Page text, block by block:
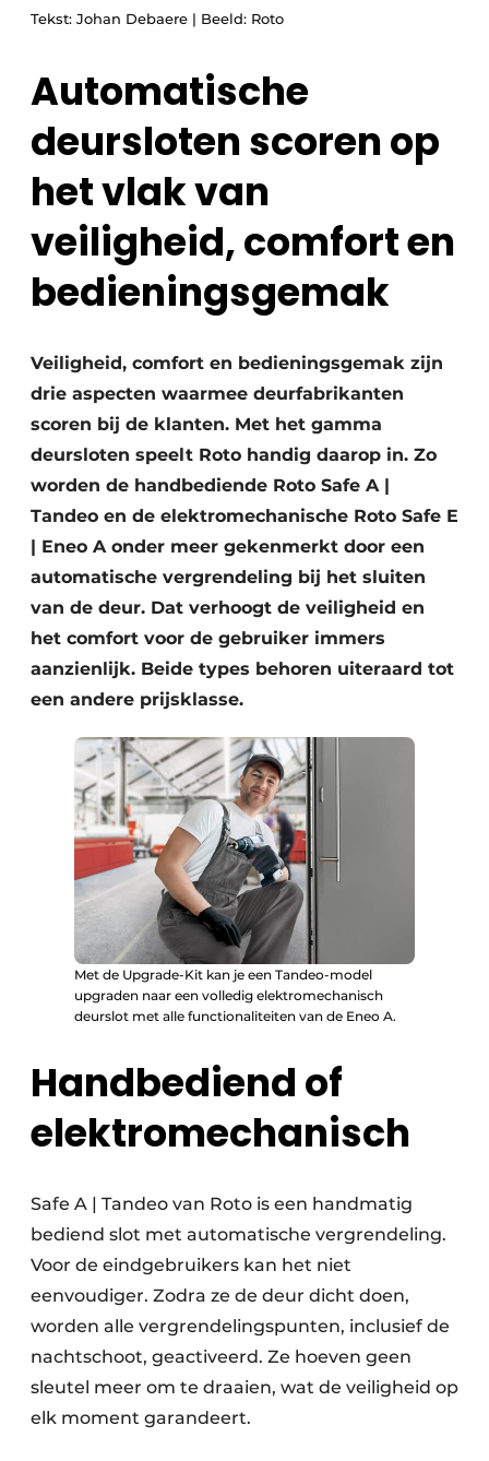
Vacature aanmelden
Vacatures
Video’s
Werben
Tekst: Johan Debaere | Beeld: Roto
Automatische
deursloten scoren op
het vlak van
veiligheid, comfort en
bedieningsgemak
Veiligheid, comfort en bedieningsgemak zijn
drie aspecten waarmee deurfabrikanten
scoren bij de klanten. Met het gamma
deursloten speelt Roto handig daarop in. Zo
worden de handbediende Roto Safe A |
Tandeo en de elektromechanische Roto Safe E
| Eneo A onder meer gekenmerkt door een
automatische vergrendeling bij het sluiten
van de deur. Dat verhoogt de veiligheid en
het comfort voor de gebruiker immers
aanzienlijk. Beide types behoren uiteraard tot
een andere prijsklasse.
Met de Upgrade-Kit kan je een Tandeo-model
upgraden naar een volledig elektromechanisch
deurslot met alle functionaliteiten van de Eneo A.
Handbediend of
elektromechanisch
Safe A | Tandeo van Roto is een handmatig
bediend slot met automatische vergrendeling.
Voor de eindgebruikers kan het niet
eenvoudiger. Zodra ze de deur dicht doen,
worden alle vergrendelingspunten, inclusief de
nachtschoot, geactiveerd. Ze hoeven geen
sleutel meer om te draaien, wat de veiligheid op
elk moment garandeert.